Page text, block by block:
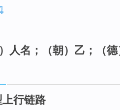
人名；（朝）乙；（
行链路